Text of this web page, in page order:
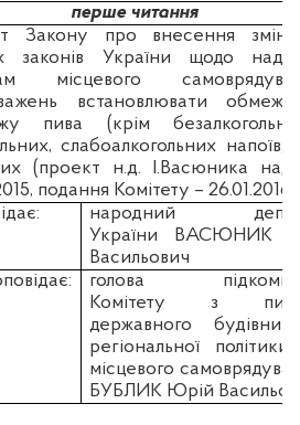
перше читання
Закону про внесення змін
законів України щодо
місцевого
встановлювати
пива (крім
слабоалкогольних напоїв,
(проект н.д. І.Васюника
подання Комітету – 26.01.2016)
народний
України ВАСЮНИК
Васильович
голова
Комітету з
державного
регіональної
місцевого
БУБЛИК Юрій